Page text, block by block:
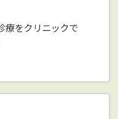
療をクリニックで